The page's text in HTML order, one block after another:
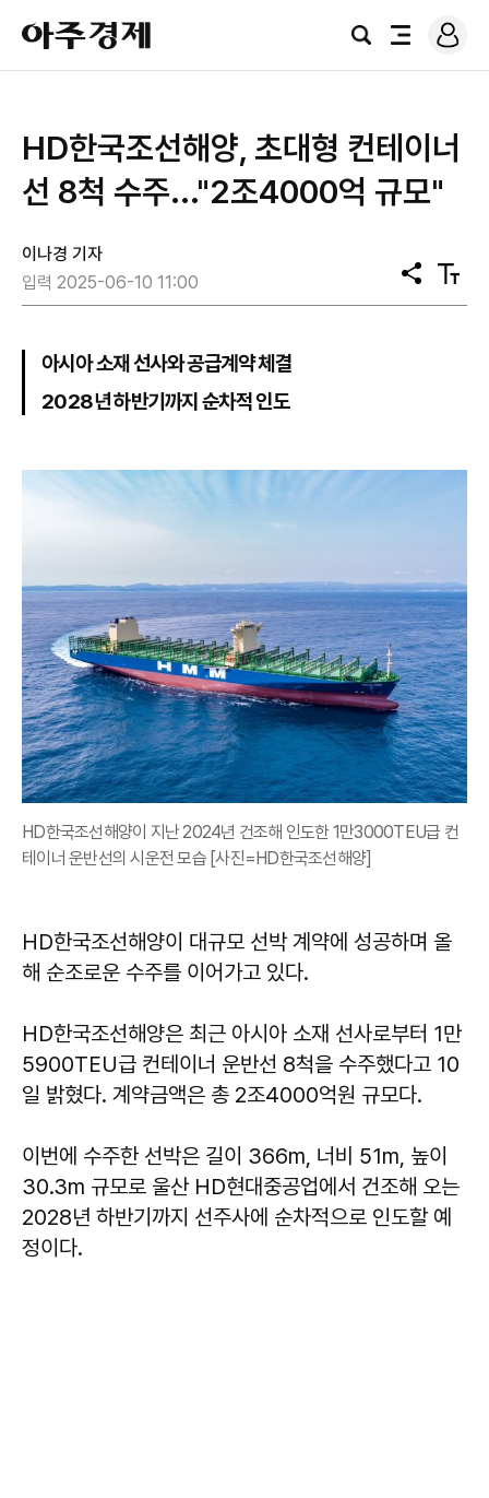
아
주
경
검
전
로
그
HD한국조선해양, 초대형 컨테이너
선 8척 수주..."2조4000억 규모"
이나경 기자
입력 2025-06-10 11:00
공
유
텍
스
아시아 소재 선사와 공급계약 체결
2028년 하반기까지 순차적 인도
HD한국조선해양이 지난 2024년 건조해 인도한 1만3000TEU급 컨
테이너 운반선의 시운전 모습 [사진=HD한국조선해양]
HD한국조선해양이 대규모 선박 계약에 성공하며 올
해 순조로운 수주를 이어가고 있다.
HD한국조선해양은 최근 아시아 소재 선사로부터 1만
5900TEU급 컨테이너 운반선 8척을 수주했다고 10
일 밝혔다. 계약금액은 총 2조4000억원 규모다.
이번에 수주한 선박은 길이 366m, 너비 51m, 높이
30.3m 규모로 울산 HD현대중공업에서 건조해 오는
2028년 하반기까지 선주사에 순차적으로 인도할 예
정이다.